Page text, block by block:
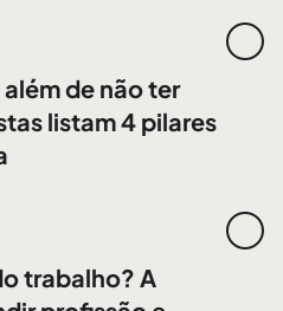
além de não ter
listam 4 pilares
trabalho? A